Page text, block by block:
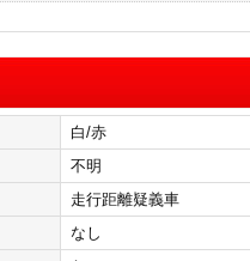
白/赤
不明
走行距離疑義車
なし